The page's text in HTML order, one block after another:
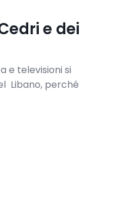
e dei
e televisioni si
Libano, perché